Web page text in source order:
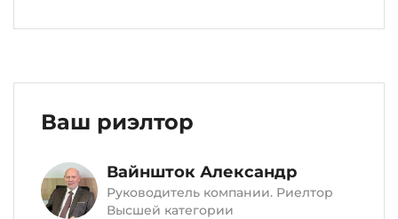
Ваш риэлтор
Вайншток Александр
Руководитель компании. Риелтор
Высшей категории